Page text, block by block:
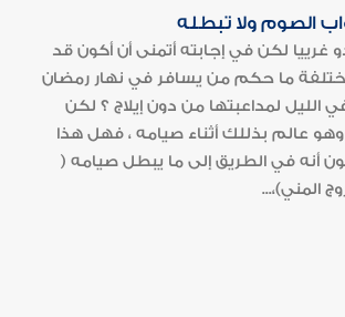
الصوم ولا تبطله
غرييا لكن في إجابته أتمنى أن أكون قد
ما حكم من يسافر في نهار رمضان
الليل لمداعبتها من دون إيلاج ؟ لكن
عالم بذللك أثناء صيامه ، فهل هذا
أنه في الطريق إلى ما يبطل صيامه (
المني)،...